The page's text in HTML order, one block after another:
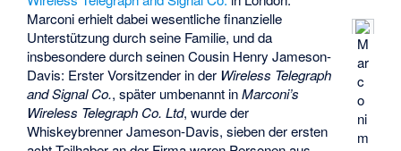
M
ar
c
o
ni
m
Marconi erhielt dabei wesentliche finanzielle
Unterstützung durch seine Familie, und da
insbesondere durch seinen Cousin Henry Jameson-
Davis: Erster Vorsitzender in der Wireless Telegraph
and Signal Co., später umbenannt inMarconi’s
Wireless Telegraph Co. Ltd, wurde der
Whiskeybrenner Jameson-Davis, sieben der ersten